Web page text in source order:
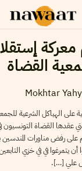
القضاة
Mokhtar
على الهياكل الشرعية
عقدها القضاة التونسيون
على رفض مناورات المندسين
أن يتمرغوا في في خزي
علي […].